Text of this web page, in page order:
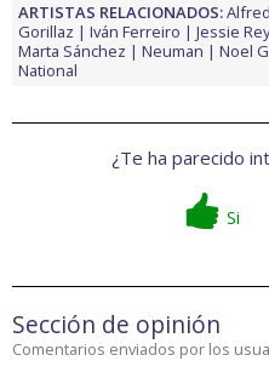
ARTISTAS RELACIONADOS:
Gorillaz
Iván Ferreiro Jessie
Marta Sánchez
Neuman Noel
National
¿Te ha parecido
Si
Sección de opinión
Comentarios enviados por los